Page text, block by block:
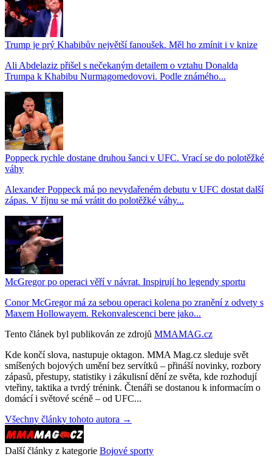
Trump je prý Khabibův největší fanoušek. Měl ho zmínit i v knize
Ali Abdelaziz přišel s nečekaným detailem o vztahu Donalda
Trumpa k Khabibu Nurmagomedovovi. Podle známého...
Poppeck rychle dostane druhou šanci v UFC. Vrací se do polotěžké
váhy
Alexander Poppeck má po nevydařeném debutu v UFC dostat další
zápas. V říjnu se má vrátit do polotěžké váhy...
McGregor po operaci věří v návrat. Inspirují ho legendy sportu
Conor McGregor má za sebou operaci kolena po zranění z odvety s
Maxem Hollowayem. Rekonvalescenci bere jako...
Tento článek byl publikován ze zdrojů MMAMAG.cz
Kde končí slova, nastupuje oktagon. MMA Mag.cz sleduje svět
smíšených bojových umění bez servítků – přináší novinky, rozbory
zápasů, přestupy, statistiky i zákulisní dění ze světa, kde rozhodují
vteřiny, taktika a tvrdý trénink. Čtenáři se dostanou k informacím o
domácí i světové scéně – od UFC...
Všechny články tohoto autora →
Další články z kategorie Bojové sporty